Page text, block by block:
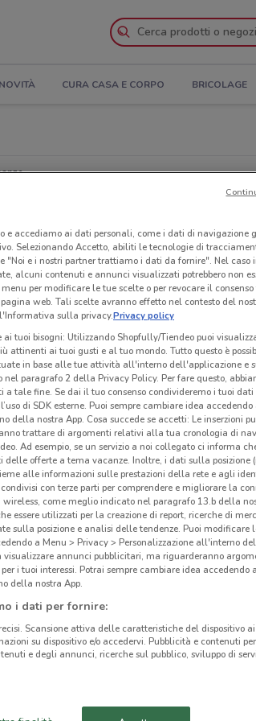
NOVITÀ CURA CASA E CORPO BRICOLAGE
EXPERT CIAMPINO
Gli
Se
e accediamo ai dati personali, come i dati di navigazione
Selezionando Accetto, abiliti le tecnologie di
"Noi e i nostri partner trattiamo i dati da fornire". Nel caso
alcuni contenuti e annunci visualizzati potrebbero non
per modificare le tue scelte o per revocare il
web. Tali scelte avranno effetto nel contesto del
sulla privacy.Privacy policy
tuoi bisogni: Utilizzando Shopfully/Tiendeo puoi
attinenti ai tuoi gusti e al tuo mondo. Tutto questo è
in base alle tue attività all'interno dell'applicazione e
paragrafo 2 della Privacy Policy. Per fare questo,
tale fine. Se dai il tuo consenso condivideremo i tuoi dati
di SDK esterne. Puoi sempre cambiare idea accedendo
della nostra App. Cosa succede se accetti: Le inserzioni
trattare di argomenti relativi alla tua cronologia di
Ad esempio, se un servizio a noi collegato ci informa
offerte a tema vacanze. Inoltre, i dati sulla posizione
alle informazioni sulle prestazioni della rete e agli
condivisi con terze parti per comprendere e migliorare la
come meglio indicato nel paragrafo 13.b della
essere utilizzati per la creazione di report, ricerche di
sulla posizione e analisi delle tendenze. Puoi modificare
a Menu > Privacy > Personalizzazione all'interno
visualizzare annunci pubblicitari, ma riguarderanno
i tuoi interessi. Potrai sempre cambiare idea accedendo
della nostra App.
i dati per fornire:
Scansione attiva delle caratteristiche del dispositivo
su dispositivo e/o accedervi. Pubblicità e contenuti
e degli annunci, ricerche sul pubblico, sviluppo di